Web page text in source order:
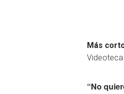
Más
Videoteca
“No